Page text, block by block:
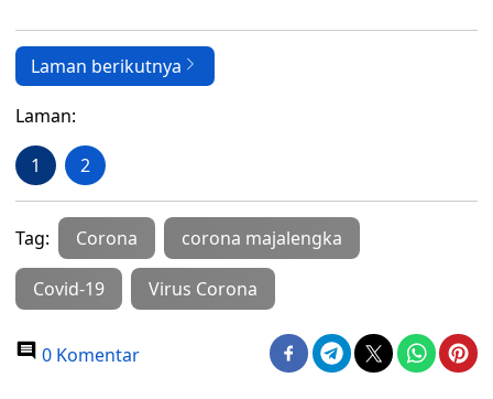
Laman berikutnya
Laman:
1 2
Tag: Corona corona majalengka
Covid-19 Virus Corona
0 Komentar